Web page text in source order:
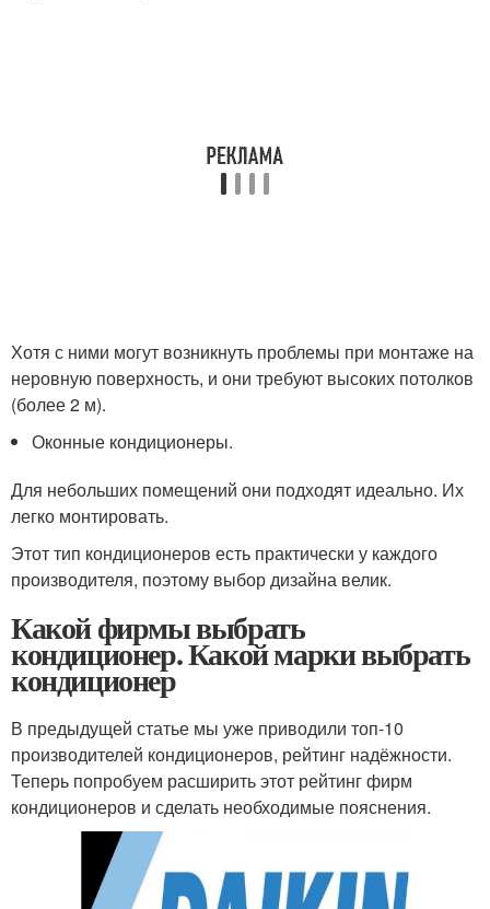
Хотя с ними могут возникнуть проблемы при монтаже на
неровную поверхность, и они требуют высоких потолков
(более 2 м).
Оконные кондиционеры.
Для небольших помещений они подходят идеально. Их
легко монтировать.
Этот тип кондиционеров есть практически у каждого
производителя, поэтому выбор дизайна велик.
Какой фирмы выбрать
кондиционер. Какой марки выбрать
кондиционер
В предыдущей статье мы уже приводили топ-10
производителей кондиционеров, рейтинг надёжности.
Теперь попробуем расширить этот рейтинг фирм
кондиционеров и сделать необходимые пояснения.